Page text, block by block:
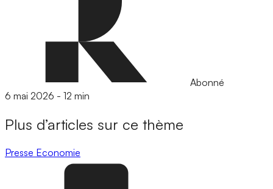
Abonné
6 mai 2026 - 12 min
Plus d’articles sur ce thème
Presse Economie